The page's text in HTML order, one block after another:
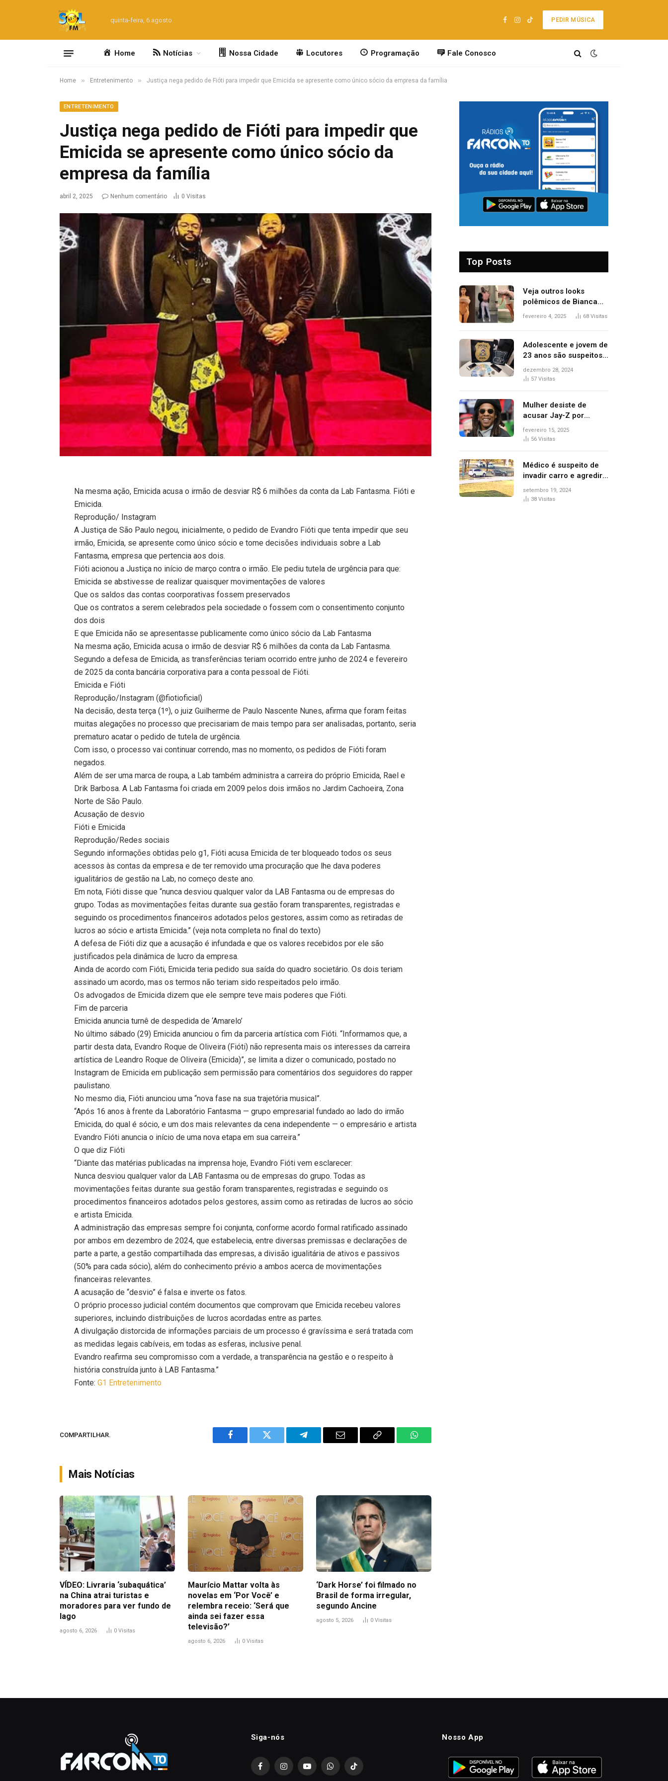
quinta-feira, 6 agosto
Facebook
Instagram
TikTok
PEDIR MÚSICA
Home Notícias Nossa Cidade Locutores Programação Fale Conosco
Home » Entretenimento » Justiça nega pedido de Fióti para impedir que Emicida se apresente como único sócio da empresa da família
ENTRETENIMENTO
Justiça nega pedido de Fióti para impedir que
Emicida se apresente como único sócio da
empresa da família
abril 2, 2025 Nenhum comentário 0 Visitas
Na mesma ação, Emicida acusa o irmão de desviar R$ 6 milhões da conta da Lab Fantasma. Fióti e
Emicida.
Reprodução/ Instagram
A Justiça de São Paulo negou, inicialmente, o pedido de Evandro Fióti que tenta impedir que seu
irmão, Emicida, se apresente como único sócio e tome decisões individuais sobre a Lab
Fantasma, empresa que pertencia aos dois.
Fióti acionou a Justiça no início de março contra o irmão. Ele pediu tutela de urgência para que:
Emicida se abstivesse de realizar quaisquer movimentações de valores
Que os saldos das contas coorporativas fossem preservados
Que os contratos a serem celebrados pela sociedade o fossem com o consentimento conjunto
dos dois
E que Emicida não se apresentasse publicamente como único sócio da Lab Fantasma
Na mesma ação, Emicida acusa o irmão de desviar R$ 6 milhões da conta da Lab Fantasma.
Segundo a defesa de Emicida, as transferências teriam ocorrido entre junho de 2024 e fevereiro
de 2025 da conta bancária corporativa para a conta pessoal de Fióti.
Emicida e Fióti
Reprodução/Instagram (@fiotioficial)
Na decisão, desta terça (1º), o juiz Guilherme de Paulo Nascente Nunes, afirma que foram feitas
muitas alegações no processo que precisariam de mais tempo para ser analisadas, portanto, seria
prematuro acatar o pedido de tutela de urgência.
Com isso, o processo vai continuar correndo, mas no momento, os pedidos de Fióti foram
negados.
Além de ser uma marca de roupa, a Lab também administra a carreira do próprio Emicida, Rael e
Drik Barbosa. A Lab Fantasma foi criada em 2009 pelos dois irmãos no Jardim Cachoeira, Zona
Norte de São Paulo.
Acusação de desvio
Fióti e Emicida
Reprodução/Redes sociais
Segundo informações obtidas pelo g1, Fióti acusa Emicida de ter bloqueado todos os seus
acessos às contas da empresa e de ter removido uma procuração que lhe dava poderes
igualitários de gestão na Lab, no começo deste ano.
Em nota, Fióti disse que “nunca desviou qualquer valor da LAB Fantasma ou de empresas do
grupo. Todas as movimentações feitas durante sua gestão foram transparentes, registradas e
seguindo os procedimentos financeiros adotados pelos gestores, assim como as retiradas de
lucros ao sócio e artista Emicida.” (veja nota completa no final do texto)
A defesa de Fióti diz que a acusação é infundada e que os valores recebidos por ele são
justificados pela dinâmica de lucro da empresa.
Ainda de acordo com Fióti, Emicida teria pedido sua saída do quadro societário. Os dois teriam
assinado um acordo, mas os termos não teriam sido respeitados pelo irmão.
Os advogados de Emicida dizem que ele sempre teve mais poderes que Fióti.
Fim de parceria
Emicida anuncia turnê de despedida de ‘Amarelo’
No último sábado (29) Emicida anunciou o fim da parceria artística com Fióti. “Informamos que, a
partir desta data, Evandro Roque de Oliveira (Fióti) não representa mais os interesses da carreira
artística de Leandro Roque de Oliveira (Emicida)”, se limita a dizer o comunicado, postado no
Instagram de Emicida em publicação sem permissão para comentários dos seguidores do rapper
paulistano.
No mesmo dia, Fióti anunciou uma “nova fase na sua trajetória musical”.
“Após 16 anos à frente da Laboratório Fantasma — grupo empresarial fundado ao lado do irmão
Emicida, do qual é sócio, e um dos mais relevantes da cena independente — o empresário e artista
Evandro Fióti anuncia o início de uma nova etapa em sua carreira.”
O que diz Fióti
“Diante das matérias publicadas na imprensa hoje, Evandro Fióti vem esclarecer:
Nunca desviou qualquer valor da LAB Fantasma ou de empresas do grupo. Todas as
movimentações feitas durante sua gestão foram transparentes, registradas e seguindo os
procedimentos financeiros adotados pelos gestores, assim como as retiradas de lucros ao sócio
e artista Emicida.
A administração das empresas sempre foi conjunta, conforme acordo formal ratificado assinado
por ambos em dezembro de 2024, que estabelecia, entre diversas premissas e declarações de
parte a parte, a gestão compartilhada das empresas, a divisão igualitária de ativos e passivos
(50% para cada sócio), além do conhecimento prévio a ambos acerca de movimentações
financeiras relevantes.
A acusação de “desvio” é falsa e inverte os fatos.
O próprio processo judicial contém documentos que comprovam que Emicida recebeu valores
superiores, incluindo distribuições de lucros acordadas entre as partes.
A divulgação distorcida de informações parciais de um processo é gravíssima e será tratada com
as medidas legais cabíveis, em todas as esferas, inclusive penal.
Evandro reafirma seu compromisso com a verdade, a transparência na gestão e o respeito à
história construída junto à LAB Fantasma.”
Fonte:G1 Entretenimento
COMPARTILHAR.
Facebook Twitter Telegram Email
Copy
WhatsApp
Mais Notícias
VÍDEO: Livraria ‘subaquática’
na China atrai turistas e
moradores para ver fundo de
lago
agosto 6, 2026 0 Visitas
Maurício Mattar volta às
novelas em ‘Por Você’ e
relembra receio: ‘Será que
ainda sei fazer essa
televisão?’
agosto 6, 2026 0 Visitas
‘Dark Horse’ foi filmado no
Brasil de forma irregular,
segundo Ancine
agosto 5, 2026 0 Visitas
Top Posts
Veja outros looks
polêmicos de Bianca
Censori, esposa de
Grammy 2025
fevereiro 4, 2025 68 Visitas
Adolescente e jovem de
23 anos são suspeitos
de vender drogas
próximo de delegacia e
dezembro 28, 2024
57 Visitas
Mulher desiste de
acusar Jay-Z por
estupro, diz revista
fevereiro 15, 2025
56 Visitas
Médico é suspeito de
invadir carro e agredir
delegado aposentado
durante confusão no
setembro 19, 2024
38 Visitas
Siga-nós
FacebookInstagramYouTubeWhatsAppTikTok
Nosso App